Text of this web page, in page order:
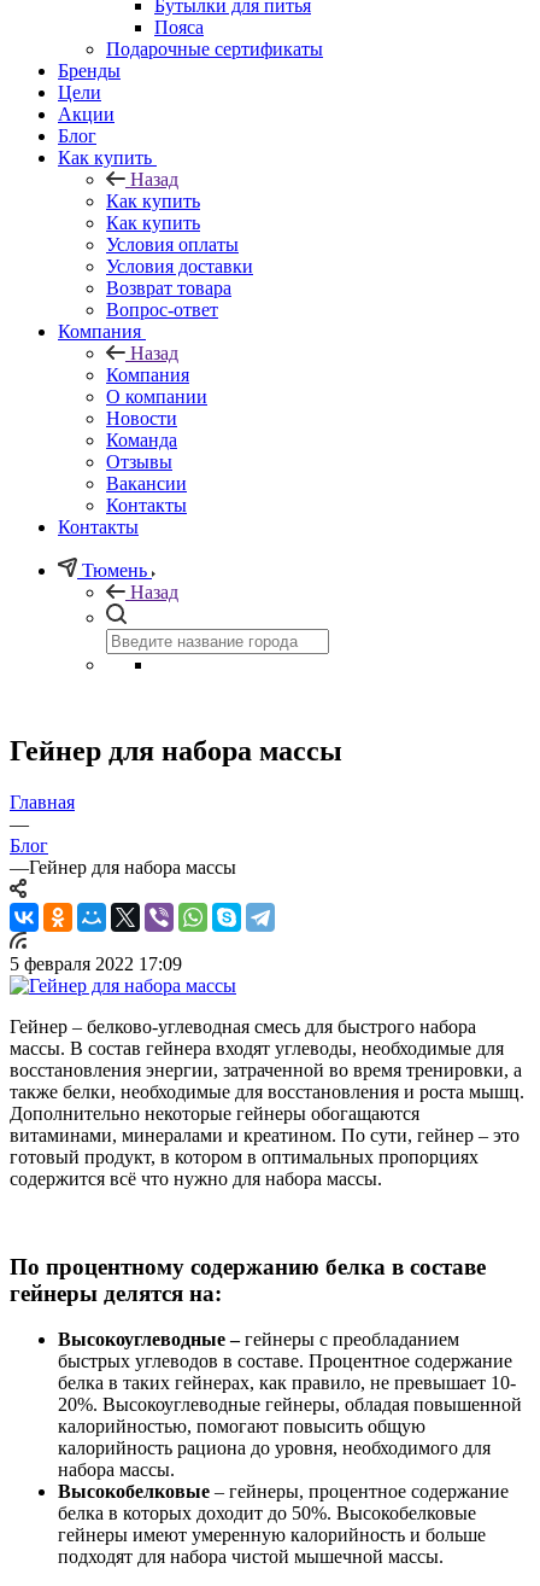
Бутылки для питья
Пояса
Подарочные сертификаты
Бренды
Цели
Акции
Блог
Как купить
Назад
Как купить
Как купить
Условия оплаты
Условия доставки
Возврат товара
Вопрос-ответ
Компания
Назад
Компания
О компании
Новости
Команда
Отзывы
Вакансии
Контакты
Контакты
Тюмень
Назад
Гейнер для набора массы
Главная
—
Блог
—Гейнер для набора массы
5 февраля 2022 17:09
Гейнер – белково-углеводная смесь для быстрого набора
массы. В состав гейнера входят углеводы, необходимые для
восстановления энергии, затраченной во время тренировки, а
также белки, необходимые для восстановления и роста мышц.
Дополнительно некоторые гейнеры обогащаются
витаминами, минералами и креатином. По сути, гейнер – это
готовый продукт, в котором в оптимальных пропорциях
содержится всё что нужно для набора массы.
По процентному содержанию белка в составе
гейнеры делятся на:
Высокоуглеводные –гейнеры с преобладанием
быстрых углеводов в составе. Процентное содержание
белка в таких гейнерах, как правило, не превышает 10-
20%. Высокоуглеводные гейнеры, обладая повышенной
калорийностью, помогают повысить общую
калорийность рациона до уровня, необходимого для
набора массы.
Высокобелковые – гейнеры, процентное содержание
белка в которых доходит до 50%. Высокобелковые
гейнеры имеют умеренную калорийность и больше
подходят для набора чистой мышечной массы.